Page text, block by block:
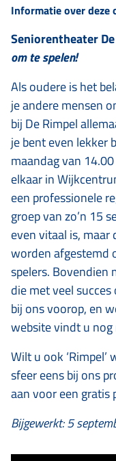
Informatie over deze
Seniorentheater
om te spelen!
Als oudere is het
je andere mensen
bij De Rimpel
je bent even lekker
maandag van
elkaar in
een professionele
groep van zo’n 15
even vitaal is, maar
worden afgestemd
spelers. Bovendien
die met veel
bij ons voorop, en
website vindt u
Wilt u ook
sfeer eens bij ons
aan voor een gratis
Bijgewerkt: 5